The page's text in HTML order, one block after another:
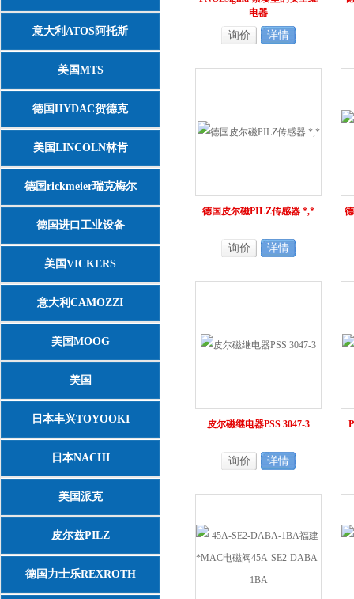
意大利ATOS阿托斯
美国MTS
德国HYDAC贺德克
美国LINCOLN林肯
德国rickmeier瑞克梅尔
德国进口工业设备
美国VICKERS
意大利CAMOZZI
美国MOOG
美国
ASCO/NUMATICS/JOUCOMATIC
日本丰兴TOYOOKI
日本NACHI
美国派克
皮尔兹PILZ
德国力士乐REXROTH
电器
询价 详情
德国皮尔磁PILZ传感器 *,*
询价 详情
皮尔磁继电器PSS 3047-3
询价 详情